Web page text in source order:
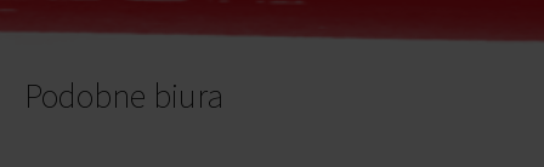
Podobne biura